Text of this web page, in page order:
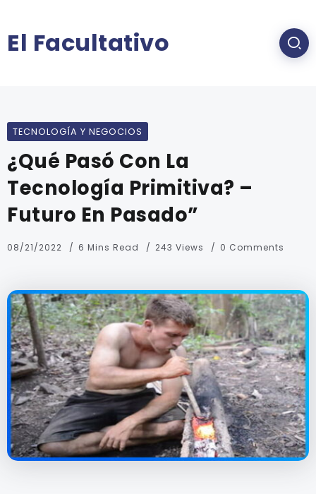
El Facultativo
TECNOLOGÍA Y NEGOCIOS
¿Qué Pasó Con La
Tecnología Primitiva? –
Futuro En Pasado”
08/21/2022 6 Mins Read 243 Views 0 Comments